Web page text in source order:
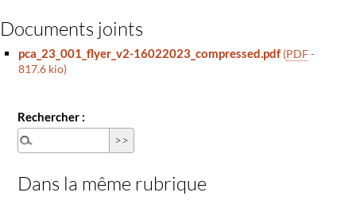
Documents joints
pca_23_001_flyer_v2-16022023_compressed.pdf (PDF-
817.6 kio)
Rechercher :
Dans la même rubrique